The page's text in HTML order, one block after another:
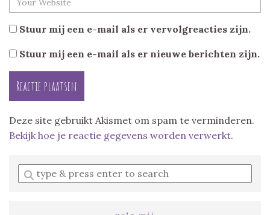
Stuur mij een e-mail als er vervolgreacties zijn.
Stuur mij een e-mail als er nieuwe berichten zijn.
Deze site gebruikt Akismet om spam te verminderen.
Bekijk hoe je reactie gegevens worden verwerkt.
Enter
a